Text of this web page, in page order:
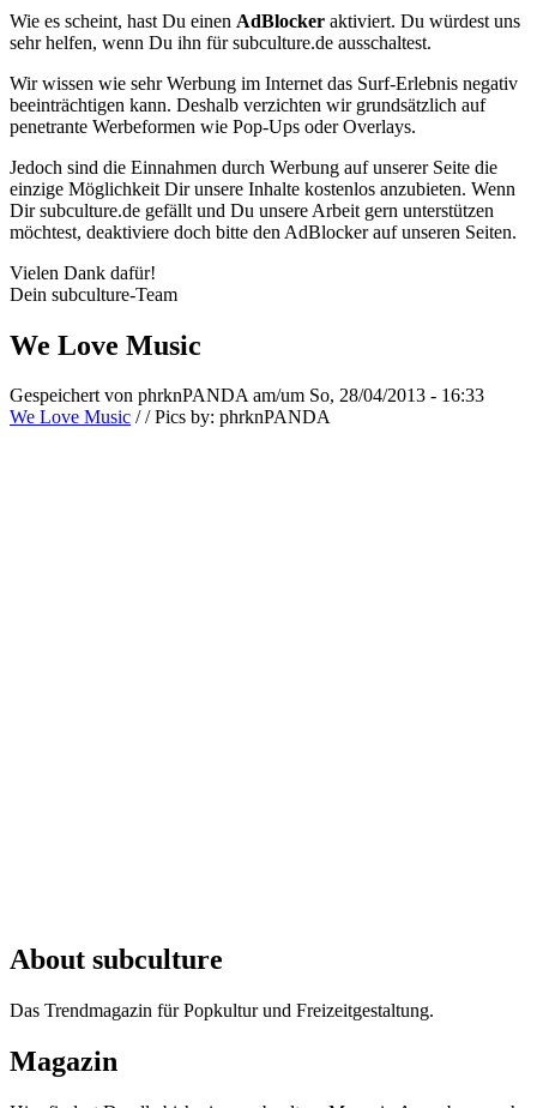
Wie es scheint, hast Du einen AdBlocker aktiviert. Du würdest uns
sehr helfen, wenn Du ihn für subculture.de ausschaltest.
Wir wissen wie sehr Werbung im Internet das Surf-Erlebnis negativ
beeinträchtigen kann. Deshalb verzichten wir grundsätzlich auf
penetrante Werbeformen wie Pop-Ups oder Overlays.
Jedoch sind die Einnahmen durch Werbung auf unserer Seite die
einzige Möglichkeit Dir unsere Inhalte kostenlos anzubieten. Wenn
Dir subculture.de gefällt und Du unsere Arbeit gern unterstützen
möchtest, deaktiviere doch bitte den AdBlocker auf unseren Seiten.
Vielen Dank dafür!
Dein subculture-Team
We Love Music
Gespeichert von phrknPANDAam/um So, 28/04/2013 - 16:33
We Love Music //Pics by: phrknPANDA
About subculture
Das Trendmagazin für Popkultur und Freizeitgestaltung.
Magazin